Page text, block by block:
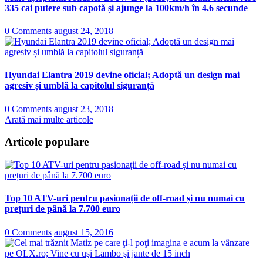
335 cai putere sub capotă și ajunge la 100km/h în 4.6 secunde
0 Comments august 24, 2018
Hyundai Elantra 2019 devine oficial; Adoptă un design mai
agresiv și umblă la capitolul siguranță
0 Comments august 23, 2018
Arată mai multe articole
Articole populare
Top 10 ATV-uri pentru pasionații de off-road și nu numai cu
prețuri de până la 7.700 euro
0 Comments august 15, 2016